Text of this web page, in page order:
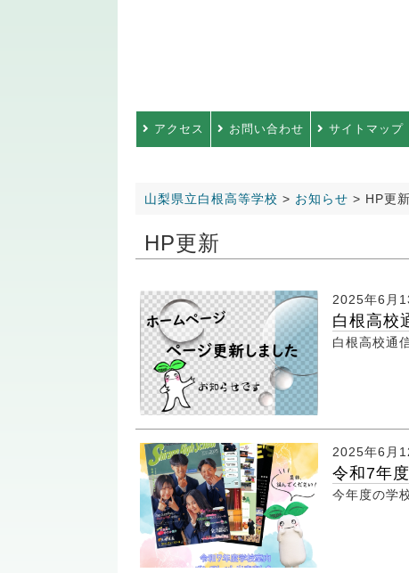
アクセス お問い合わせ サイトマップ
山梨県立白根高等学校 > お知らせ > HP更新
HP更新
2025年6月
白根高校
白根高校通
2025年6月
令和7年
今年度の学